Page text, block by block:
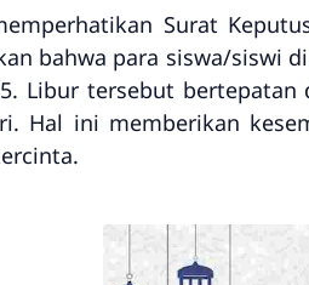
Surat
bahwa para siswa/siswi
Libur tersebut
Hal ini memberikan